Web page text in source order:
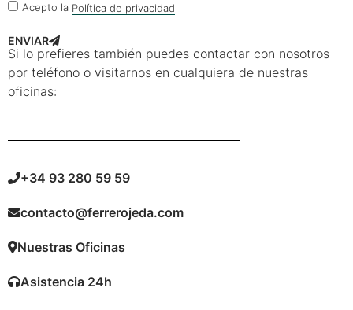
Acepto la Política de privacidad
ENVIAR
Si lo prefieres también puedes contactar con nosotros
por teléfono o visitarnos en cualquiera de nuestras
oficinas:
+34 93 280 59 59
contacto@ferrerojeda.com
Nuestras Oficinas
Asistencia 24h